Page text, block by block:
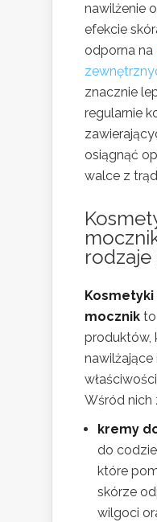
nawilżenie
efekcie
odporna na
znacznie
regularnie
osiągnąć
walce z
mocznik
produktów,
nawilżające
Wśród nich
kremy
do
które
skórze
wilgoci